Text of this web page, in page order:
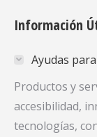
opens
new
window
opens
new
window
new
Información
Ayudas
Productos y
accesibilidad,
tecnologías,